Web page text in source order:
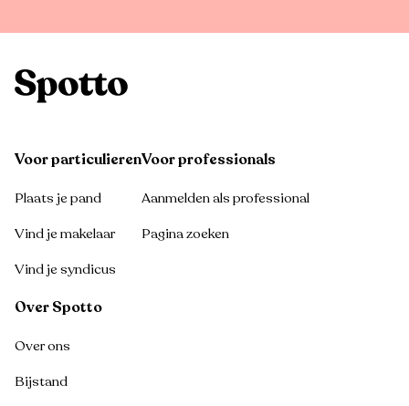
Voor particulieren
Plaats je pand
Vind je makelaar
Vind je syndicus
Voor professionals
Aanmelden als professional
Pagina zoeken
Over Spotto
Over ons
Bijstand